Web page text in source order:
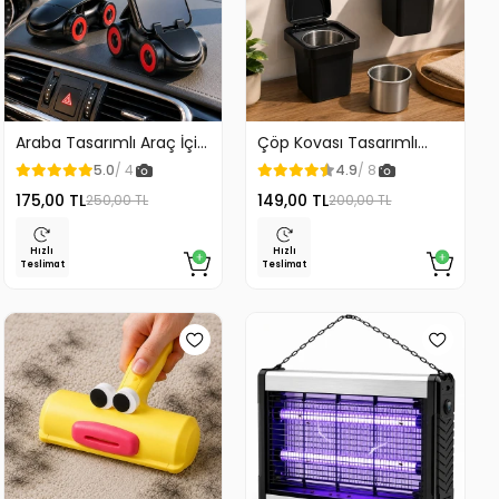
Araba Tasarımlı Araç İçi
Telefon Tutucu 360
Dönebilen Ayarlı
5.0/ 4
175,00 TL250,00 TL
Hızlı
Teslimat
Çöp Kovası Tasarımlı
Küllük Duvar Masaüstü
ve Araç İçin Uygun
Kullanım
4.9/ 8
149,00 TL200,00 TL
Hızlı
Teslimat